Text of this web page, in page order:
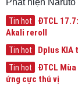
Phát hiện
Tin hot
ĐTCL
Akali reroll
Tin hot Dplus
Tin hot
ĐTCL
ứng cực thú vị